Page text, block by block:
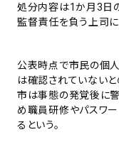
処分内容は1か月3日
監督責任を負う上司
公表時点で市民の個
は確認されていないと
市は事態の発覚後に
め職員研修やパスワ
るという。